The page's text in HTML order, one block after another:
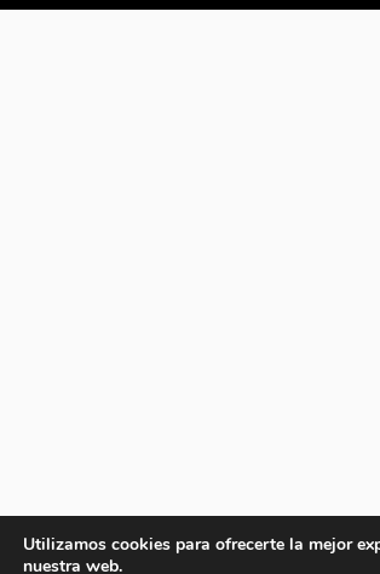
Utilizamos cookies para ofrecerte la mejor
nuestra web.